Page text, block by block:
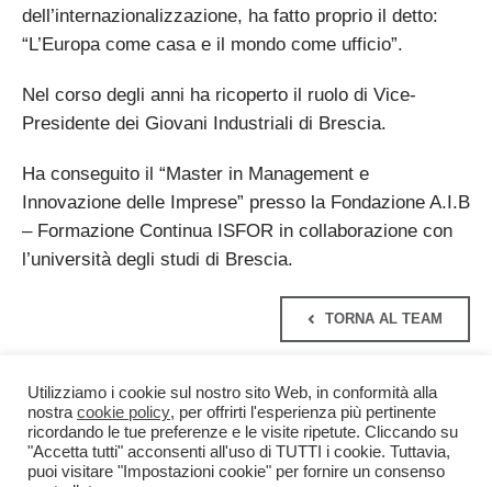
dell’internazionalizzazione, ha fatto proprio il detto:
“L’Europa come casa e il mondo come ufficio”.
Nel corso degli anni ha ricoperto il ruolo di Vice-
Presidente dei Giovani Industriali di Brescia.
Ha conseguito il “Master in Management e
Innovazione delle Imprese” presso la Fondazione A.I.B
– Formazione Continua ISFOR in collaborazione con
l’università degli studi di Brescia.
TORNA AL TEAM
Utilizziamo i cookie sul nostro sito Web, in conformità alla
nostra cookie policy, per offrirti l'esperienza più pertinente
ricordando le tue preferenze e le visite ripetute. Cliccando su
"Accetta tutti" acconsenti all'uso di TUTTI i cookie. Tuttavia,
puoi visitare "Impostazioni cookie" per fornire un consenso